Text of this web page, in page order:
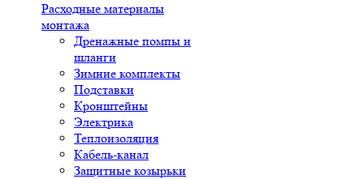
Расходные материалы
монтажа
Дренажные помпы и
шланги
Зимние комплекты
Подставки
Кронштейны
Электрика
Теплоизоляция
Кабель-канал
Защитные козырьки